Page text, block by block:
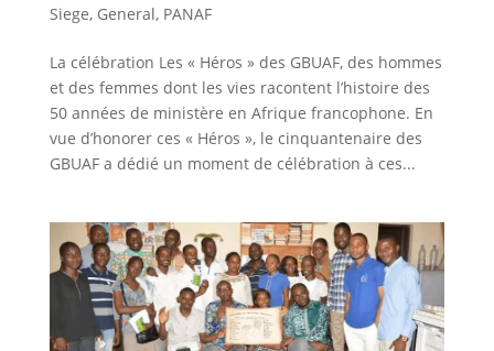
Siege, General, PANAF
La célébration Les « Héros » des GBUAF, des hommes
et des femmes dont les vies racontent l’histoire des
50 années de ministère en Afrique francophone. En
vue d’honorer ces « Héros », le cinquantenaire des
GBUAF a dédié un moment de célébration à ces...